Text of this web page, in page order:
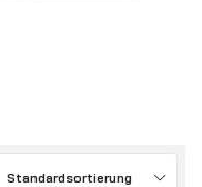
Standardsortierung